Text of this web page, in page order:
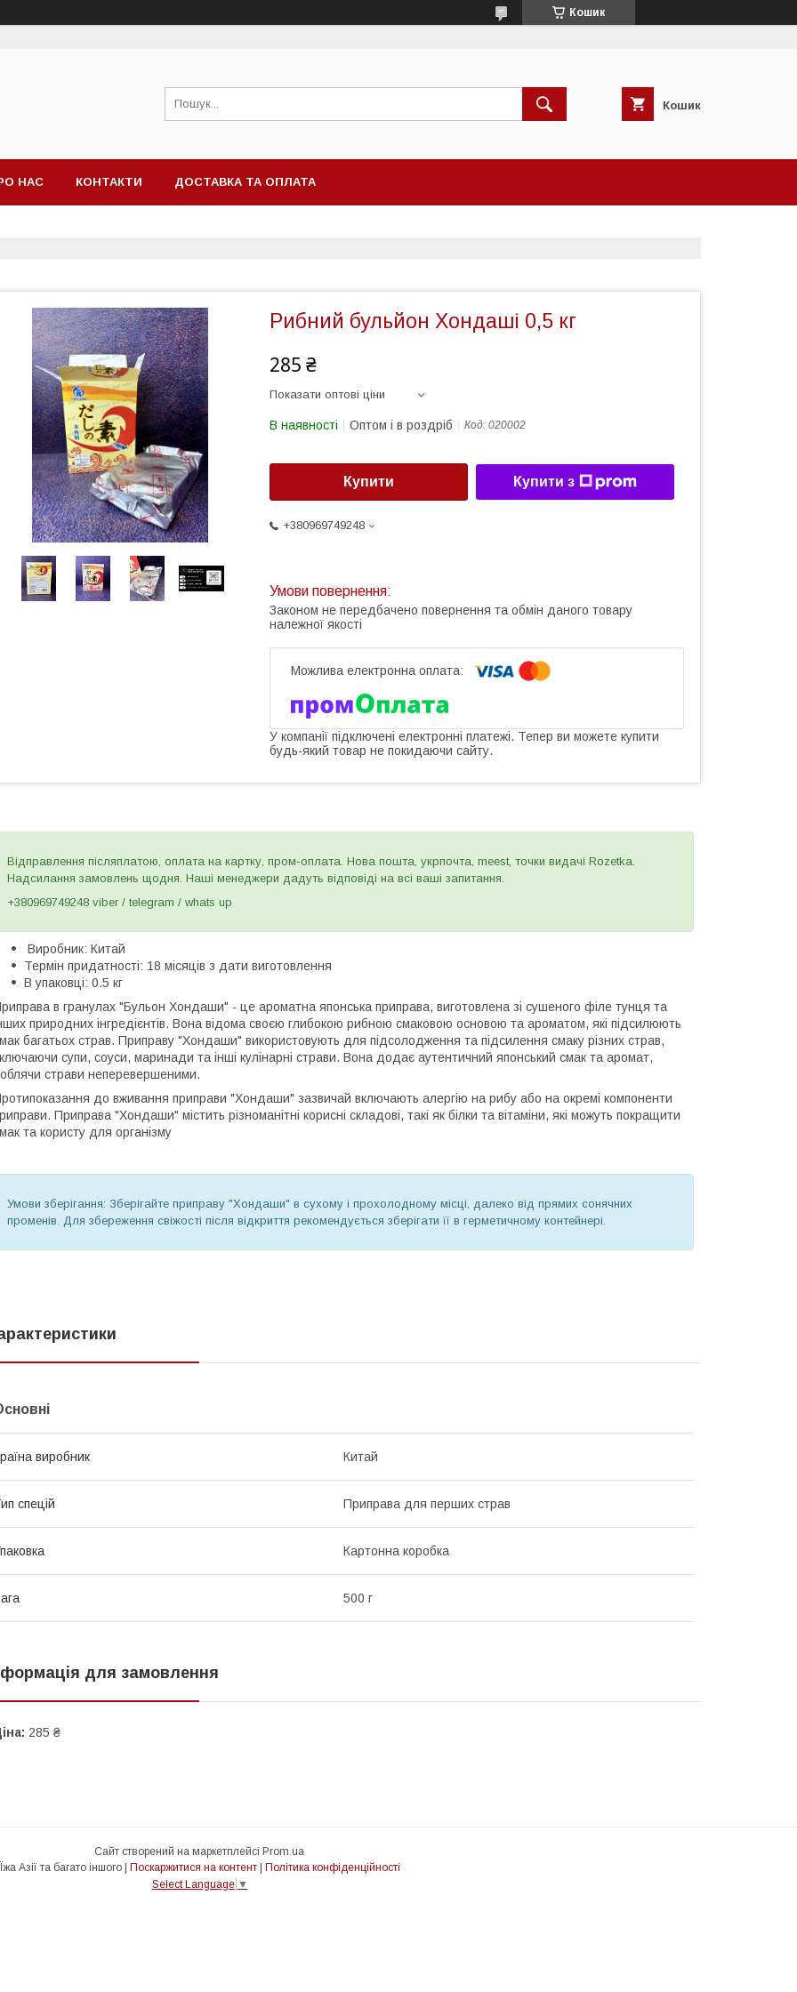
Кошик
Кошик
НАС КОНТАКТИ ДОСТАВКА ТА ОПЛАТА
Рибний бульйон Хондаші 0,5 кг
285 ₴
Показати оптові ціни
В наявності Оптом і в роздріб Код: 020002
Купити Купити з
+380969749248
Законом не передбачено повернення та обмін даного товару
належної якості
У компанії підключені електронні платежі. Тепер ви можете купити
будь-який товар не покидаючи сайту.
Відправлення післяплатою, оплата на картку, пром-оплата. Нова пошта, укрпочта, meest, точки видачі Rozetka.
Надсилання замовлень щодня. Наші менеджери дадуть відповіді на всі ваші запитання.
+380969749248 viber / telegram / whats up
Виробник: Китай
Термін придатності: 18 місяців з дати виготовлення
В упаковці: 0.5 кг
в гранулах "Бульон Хондаши" - це ароматна японська приправа, виготовлена зі сушеного філе тунця та
природних інгредієнтів. Вона відома своєю глибокою рибною смаковою основою та ароматом, які підсилюють
багатьох страв. Приправу "Хондаши" використовують для підсолодження та підсилення смаку різних страв,
супи, соуси, маринади та інші кулінарні страви. Вона додає аутентичний японський смак та аромат,
страви неперевершеними.
до вживання приправи "Хондаши" зазвичай включають алергію на рибу або на окремі компоненти
Приправа "Хондаши" містить різноманітні корисні складові, такі як білки та вітаміни, які можуть покращити
та користу для організму
Умови зберігання: Зберігайте приправу "Хондаши" в сухому і прохолодному місці, далеко від прямих сонячних
променів. Для збереження свіжості після відкриття рекомендується зберігати її в герметичному контейнері.
виробник Китай
спецій Приправа для перших страв
Картонна коробка
500 г
для замовлення
285 ₴
Сайт створений на маркетплейсі Prom.ua
Поскаржитися на контент
Політика конфіденційності
Select Language ▼